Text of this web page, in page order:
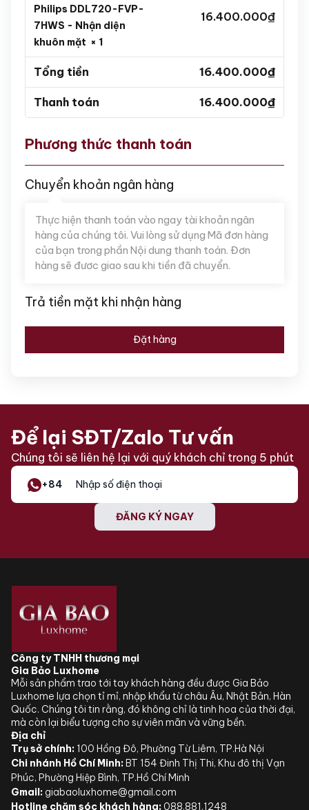
Philips DDL720-FVP-
7HWS - Nhận diện
khuôn mặt × 1
16.400.000₫
Tổng tiền 16.400.000₫
Thanh toán 16.400.000₫
Phương thức thanh toán
Chuyển khoản ngân hàng
Thực hiện thanh toán vào ngay tài khoản ngân
hàng của chúng tôi. Vui lòng sử dụng Mã đơn hàng
của bạn trong phần Nội dung thanh toán. Đơn
hàng sẽ đươc giao sau khi tiền đã chuyển.
Trả tiền mặt khi nhận hàng
Đặt hàng
Để lại SĐT/Zalo Tư vấn
Chúng tôi sẽ liên hệ lại với quý khách chỉ trong 5 phút
+84
ĐĂNG KÝ NGAY
Công ty TNHH thương mại
Gia Bảo Luxhome
Mỗi sản phẩm trao tới tay khách hàng đều được Gia Bảo
Luxhome lựa chọn tỉ mỉ, nhập khẩu từ châu Âu, Nhật Bản, Hàn
Quốc. Chúng tôi tin rằng, đó không chỉ là tinh hoa của thời đại,
mà còn lại biểu tượng cho sự viên mãn và vững bền.
Địa chỉ
Trụ sở chính: 100 Hồng Đô, Phường Từ Liêm, TP.Hà Nội
Chi nhánh Hồ Chí Minh: BT 154 Đinh Thị Thi, Khu đô thị Vạn
Phúc, Phường Hiệp Bình, TP.Hồ Chí Minh
Gmail: giabaoluxhome@gmail.com
Hotline chăm sóc khách hàng: 088.881.1248